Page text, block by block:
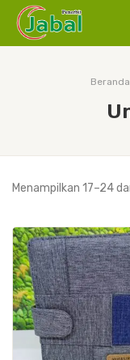
Beranda
Menampilkan 17–24